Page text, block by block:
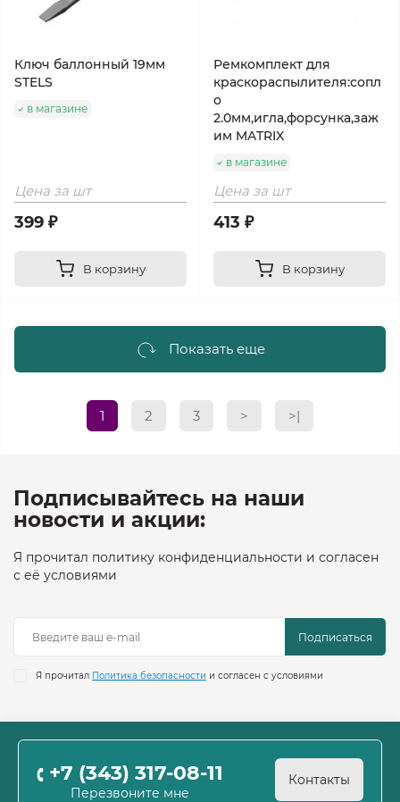
Ключ баллонный 19мм
STELS
в магазине
Цена за шт
399 ₽
В корзину
Ремкомплект для
краскораспылителя:сопл
о
2.0мм,игла,форсунка,заж
им MATRIX
в магазине
Цена за шт
413 ₽
В корзину
Показать еще
1 2 3 > >|
Подписывайтесь на наши
новости и акции:
Я прочитал политику конфиденциальности и согласен
с её условиями
Подписаться
Я прочитал Политика безопасности и согласен с условиями
+7 (343) 317-08-11
Перезвоните мне
Контакты